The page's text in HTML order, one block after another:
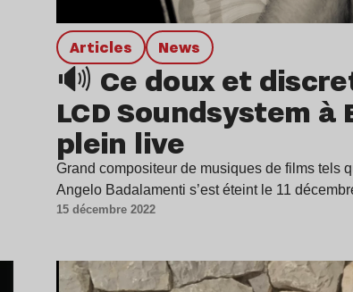
Articles news
🔊 Ce doux et
LCD Soundsystem
plein live
Grand compositeur de musiques de films tels
Angelo Badalamenti s’est éteint le 11
15 décembre 2022